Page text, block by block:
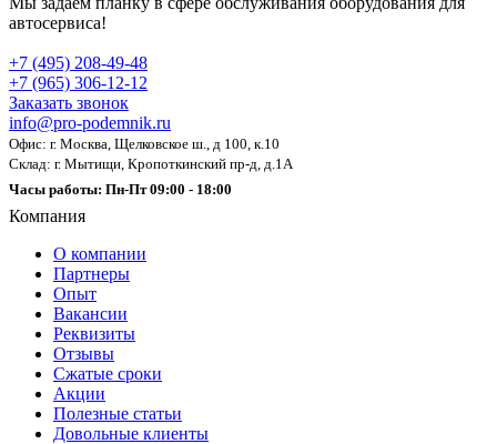
автосервиса!
+7 (495) 208-49-48
+7 (965) 306-12-12
Заказать звонок
info@pro-podemnik.ru
Офис: г. Москва, Щелковское ш., д 100, к.10
Склад: г. Мытищи, Кропоткинский пр-д, д.1А
Часы работы: Пн-Пт 09:00 - 18:00
Компания
О компании
Партнеры
Опыт
Вакансии
Реквизиты
Отзывы
Сжатые сроки
Акции
Полезные статьи
Довольные клиенты